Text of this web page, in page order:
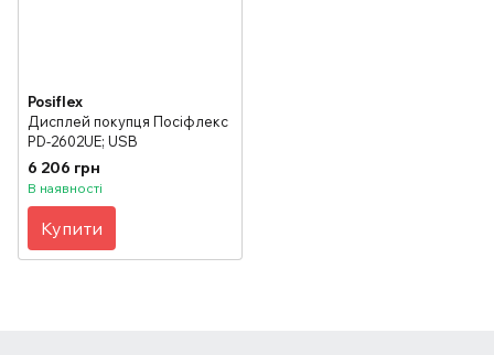
Posiflex
Дисплей покупця Посіфлекс
PD-2602UE; USB
6 206 грн
В наявності
Купити